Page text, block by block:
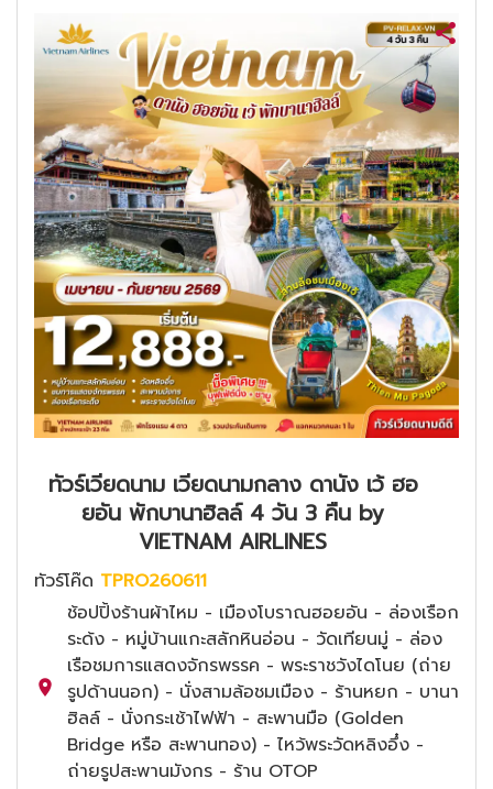
ทัวร์เวียดนาม เวียดนามกลาง ดานัง เว้ ฮอ
ยอัน พักบานาฮิลล์ 4 วัน 3 คืน by
VIETNAM AIRLINES
ทัวร์โค๊ด TPRO260611
ช้อปปิ้งร้านผ้าไหม - เมืองโบราณฮอยอัน - ล่องเรือก
ระด้ง - หมู่บ้านแกะสลักหินอ่อน - วัดเทียนมู่ - ล่อง
เรือชมการแสดงจักรพรรค - พระราชวังไดโนย (ถ่าย
รูปด้านนอก) - นั่งสามล้อชมเมือง - ร้านหยก - บานา
ฮิลล์ - นั่งกระเช้าไฟฟ้า - สะพานมือ (Golden
Bridge หรือ สะพานทอง) - ไหว้พระวัดหลิงอึ๋ง -
ถ่ายรูปสะพานมังกร - ร้าน OTOP